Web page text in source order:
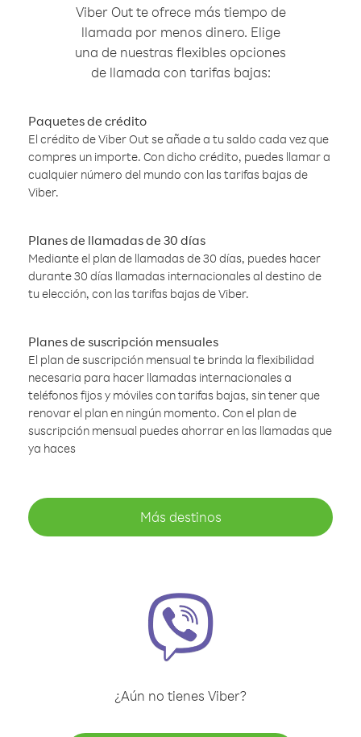
Viber Out te ofrece más tiempo de
llamada por menos dinero. Elige
una de nuestras flexibles opciones
de llamada con tarifas bajas:
Paquetes de crédito
El crédito de Viber Out se añade a tu saldo cada vez que
compres un importe. Con dicho crédito, puedes llamar a
cualquier número del mundo con las tarifas bajas de
Viber.
Planes de llamadas de 30 días
Mediante el plan de llamadas de 30 días, puedes hacer
durante 30 días llamadas internacionales al destino de
tu elección, con las tarifas bajas de Viber.
Planes de suscripción mensuales
El plan de suscripción mensual te brinda la flexibilidad
necesaria para hacer llamadas internacionales a
teléfonos fijos y móviles con tarifas bajas, sin tener que
renovar el plan en ningún momento. Con el plan de
suscripción mensual puedes ahorrar en las llamadas que
ya haces
Más destinos
¿Aún no tienes Viber?